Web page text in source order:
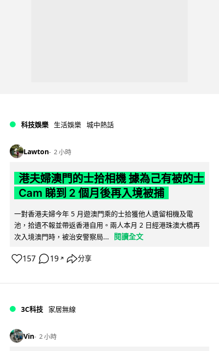
科技娛樂 生活娛樂 城中熱話
Lawton 2 小時
港夫婦澳門的士拾相機 據為己有被的士
Cam 睇到 2 個月後再入境被捕
一對香港夫婦今年 5 月遊澳門乘的士拾獲他人遺留相機及電
池，拾遺不報並帶返香港自用。兩人本月 2 日經港珠澳大橋再
次入境澳門時，被治安警察局...
閱讀全文
157 19 ↗ 分享
3C科技 家居無線
Vin 2 小時